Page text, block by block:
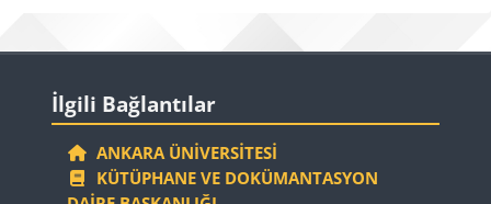
Bloklar
İlgili Bağlantılar
ANKARA ÜNIVERSITESI
KÜTÜPHANE VE DOKÜMANTASYON